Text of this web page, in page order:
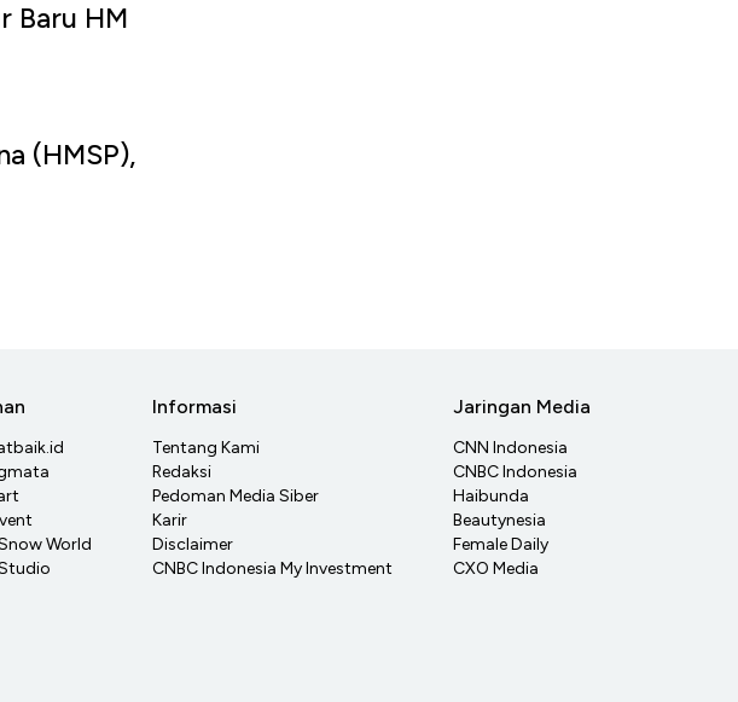
Baru HM
(HMSP),
World
Informasi
Tentang Kami
Redaksi
Pedoman Media Siber
Karir
Disclaimer
CNBC Indonesia My Investment
Jaringan Media
CNN Indonesia
CNBC Indonesia
Haibunda
Beautynesia
Female Daily
CXO Media